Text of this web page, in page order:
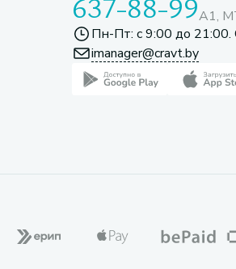
A1,
Пн-Пт: с 9:00 до 21:00.
imanager@cravt.by